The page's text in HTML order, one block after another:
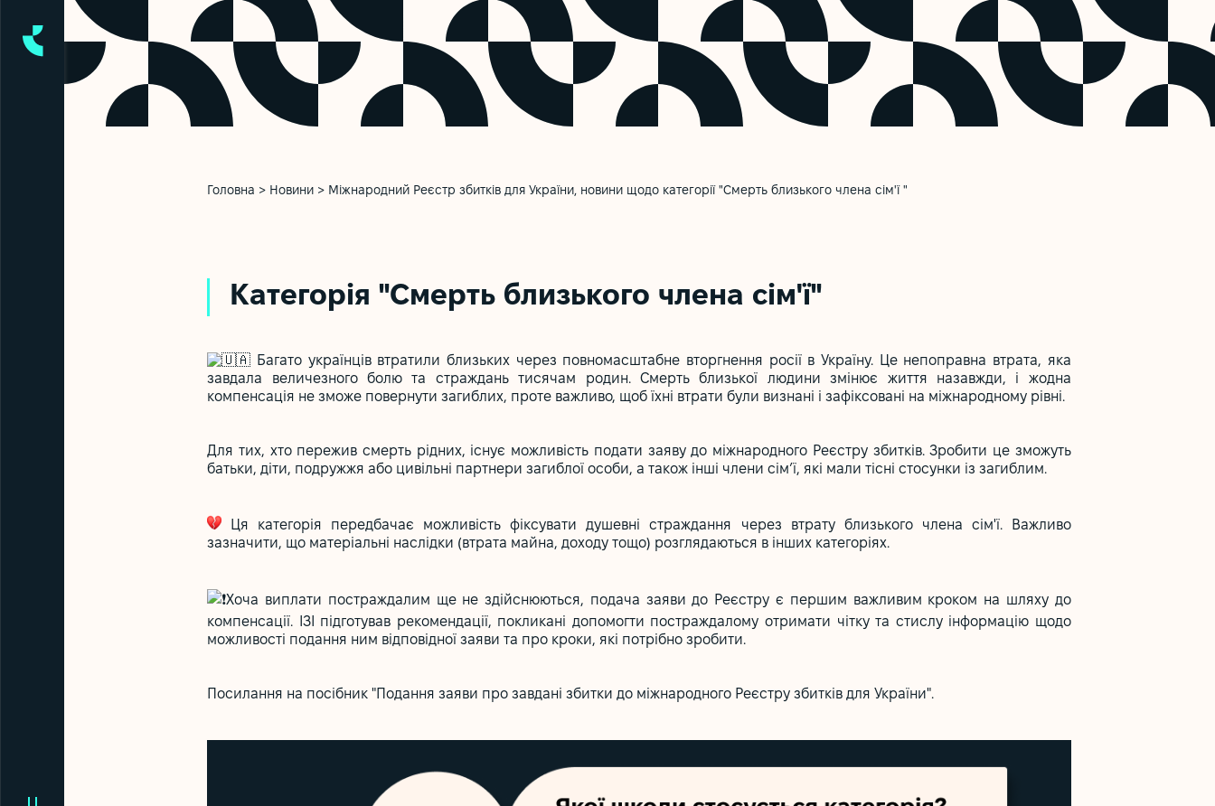
Головна > Новини > Міжнародний Реєстр збитків для України, новини щодо категорії "Смерть близького члена сім'ї "
Категорія "Смерть близького члена сім'ї"
Багато українців втратили близьких через повномасштабне вторгнення росії в Україну. Це непоправна втрата, яка
завдала величезного болю та страждань тисячам родин. Смерть близької людини змінює життя назавжди, і жодна
компенсація не зможе повернути загиблих, проте важливо, щоб їхні втрати були визнані і зафіксовані на міжнародному рівні.
Для тих, хто пережив смерть рідних, існує можливість подати заяву до міжнародного Реєстру збитків. Зробити це зможуть
батьки, діти, подружжя або цивільні партнери загиблої особи, а також інші члени сім’ї, які мали тісні стосунки із загиблим.
Ця категорія передбачає можливість фіксувати душевні страждання через втрату близького члена сім'ї. Важливо
зазначити, що матеріальні наслідки (втрата майна, доходу тощо) розглядаються в інших категоріях.
Хоча виплати постраждалим ще не здійснюються, подача заяви до Реєстру є першим важливим кроком на шляху до
компенсації. ІЗІ підготував рекомендації, покликані допомогти постраждалому отримати чітку та стислу інформацію щодо
можливості подання ним відповідної заяви та про кроки, які потрібно зробити.
Посилання на посібник "Подання заяви про завдані збитки до міжнародного Реєстру збитків для України".